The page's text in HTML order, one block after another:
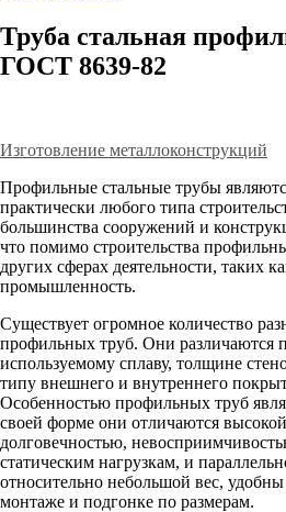
Труба стальная
ГОСТ 8639-82
Изготовление металлоконструкций
Профильные стальные трубы
практически любого типа
большинства сооружений и
что помимо строительства
других сферах деятельности, таких
промышленность.
Существует огромное количество
профильных труб. Они различаются
используемому сплаву, толщине
типу внешнего и внутреннего
Особенностью профильных труб
своей форме они отличаются
долговечностью,
статическим нагрузкам, и
относительно небольшой вес,
монтаже и подгонке по размерам.